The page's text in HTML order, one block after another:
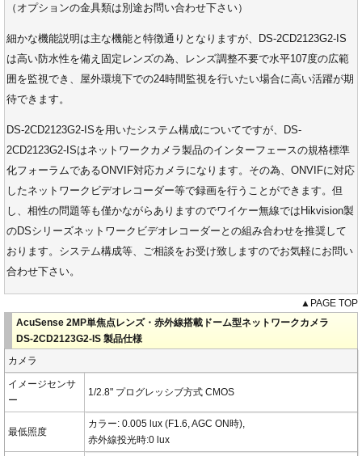
（オプションの金具類は別途お問い合わせ下さい）
細かな機能説明は主な機能と特徴通りとなりますが、DS-2CD2123G2-IS
は高い防水性を備え固定レンズの為、レンズ調整不要で水平107度の広範
囲を監視でき、屋外環境下での24時間監視を行いたい場合に高い活躍が期
待できます。
DS-2CD2123G2-ISを用いたシステム構成についてですが、DS-
2CD2123G2-ISはネットワークカメラ製品のインターフェースの規格標準
化フォーラムであるONVIF対応カメラになります。その為、ONVIFに対応
したネットワークビデオレコーダー等で録画を行うことができます。但
し、相性の問題等も僅かながらありますのでワイケー無線ではHikvision製
のDSシリーズネットワークビデオレコーダーとの組み合わせを推奨して
おります。システム構成等、ご相談をお受け致しますのでお気軽にお問い
合わせ下さい。
▲PAGE TOP
AcuSense 2MP単焦点レンズ・赤外線搭載ドーム型ネットワークカメラ
DS-2CD2123G2-IS 製品仕様
カメラ
イメージセンサ
ー
1/2.8" プログレッシブ方式 CMOS
最低照度
カラー: 0.005 lux (F1.6, AGC ON時),
赤外線投光時:0 lux